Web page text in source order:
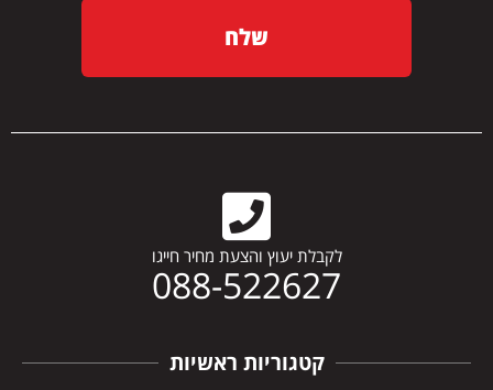
שלח
לקבלת יעוץ והצעת מחיר חייגו
088-522627
קטגוריות ראשיות